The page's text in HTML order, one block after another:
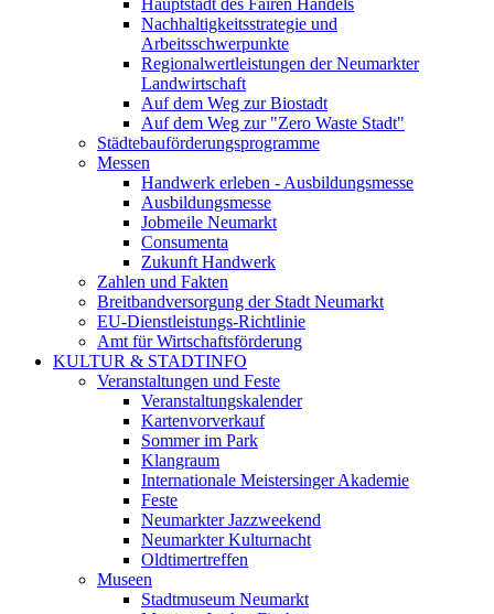
Hauptstadt des Fairen Handels
Nachhaltigkeitsstrategie und
Arbeitsschwerpunkte
Regionalwertleistungen der Neumarkter
Landwirtschaft
Auf dem Weg zur Biostadt
Auf dem Weg zur "Zero Waste Stadt"
Städtebauförderungsprogramme
Messen
Handwerk erleben - Ausbildungsmesse
Ausbildungsmesse
Jobmeile Neumarkt
Consumenta
Zukunft Handwerk
Zahlen und Fakten
Breitbandversorgung der Stadt Neumarkt
EU-Dienstleistungs-Richtlinie
Amt für Wirtschaftsförderung
KULTUR & STADTINFO
Veranstaltungen und Feste
Veranstaltungskalender
Kartenvorverkauf
Sommer im Park
Klangraum
Internationale Meistersinger Akademie
Feste
Neumarkter Jazzweekend
Neumarkter Kulturnacht
Oldtimertreffen
Museen
Stadtmuseum Neumarkt